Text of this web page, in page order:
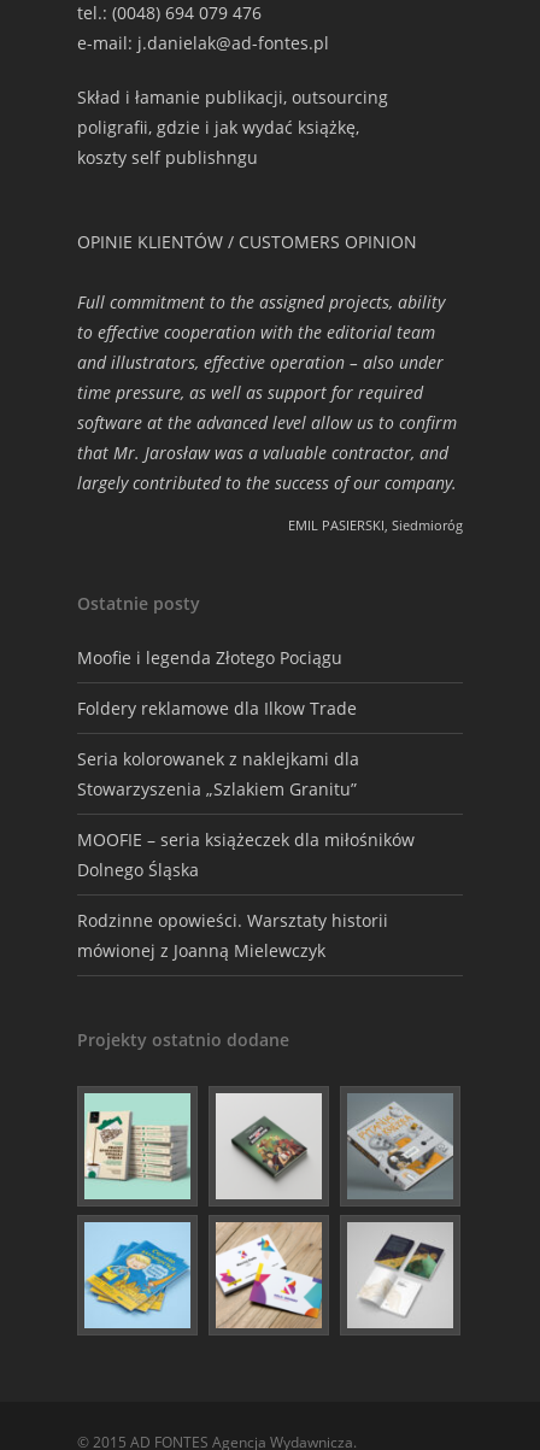
tel.: (0048) 694 079 476
e-mail: j.danielak@ad-fontes.pl
Skład i łamanie publikacji, outsourcing
poligrafii, gdzie i jak wydać książkę,
koszty self publishngu
OPINIE KLIENTÓW / CUSTOMERS OPINION
Full commitment to the assigned projects, ability
to effective cooperation with the editorial team
and illustrators, effective operation – also under
time pressure, as well as support for required
software at the advanced level allow us to confirm
that Mr. Jarosław was a valuable contractor, and
largely contributed to the success of our company.
EMIL PASIERSKI, Siedmioróg
Ostatnie posty
Moofie i legenda Złotego Pociągu
Foldery reklamowe dla Ilkow Trade
Seria kolorowanek z naklejkami dla
Stowarzyszenia „Szlakiem Granitu”
MOOFIE – seria książeczek dla miłośników
Dolnego Śląska
Rodzinne opowieści. Warsztaty historii
mówionej z Joanną Mielewczyk
Projekty ostatnio dodane
© 2015 AD FONTES Agencja Wydawnicza.